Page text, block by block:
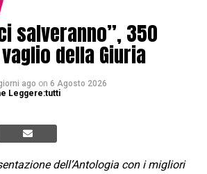
salveranno”, 350
della Giuria
ago on 6 Agosto 2026
Leggere:tutti
dell’Antologia con i migliori